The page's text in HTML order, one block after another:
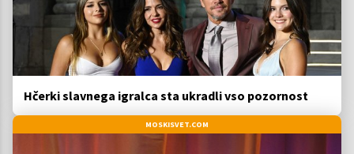
Hčerki slavnega igralca sta ukradli vso pozornost
MOSKISVET.COM